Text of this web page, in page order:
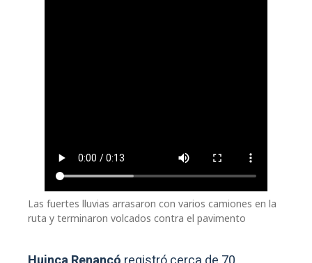
Las fuertes lluvias arrasaron con varios camiones en la
ruta y terminaron volcados contra el pavimento